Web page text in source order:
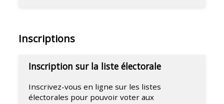
Inscriptions
Inscription sur la liste électorale
Inscrivez-vous en ligne sur les listes
électorales pour pouvoir voter aux